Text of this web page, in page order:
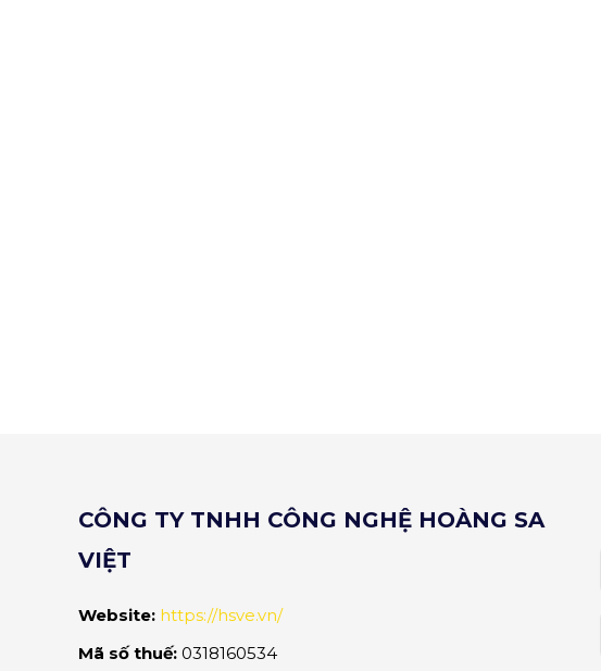
CÔNG TY TNHH CÔNG NGHỆ HOÀNG SA
VIỆT
Website: https://hsve.vn/
Mã số thuế: 0318160534